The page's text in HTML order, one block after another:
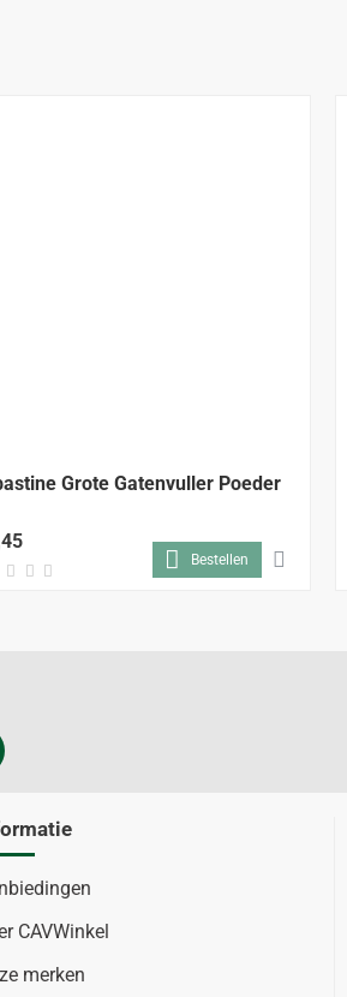
Grote Gatenvuller Poeder
Bestellen
CAVWinkel
merken